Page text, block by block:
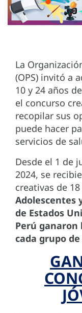
La
(OPS) invitó a
10 y 24 años
el concurso
recopilar sus
puede hacer
servicios de
Desde el 1 de
2024, se
creativas de
Adolescentes
de Estados
Perú ganaron
cada grupo de